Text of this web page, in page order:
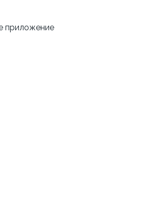
приложение